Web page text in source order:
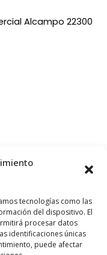
tecnologías como las
del dispositivo. El
procesar datos
identificaciones únicas
puede afectar
Alcampo 22300